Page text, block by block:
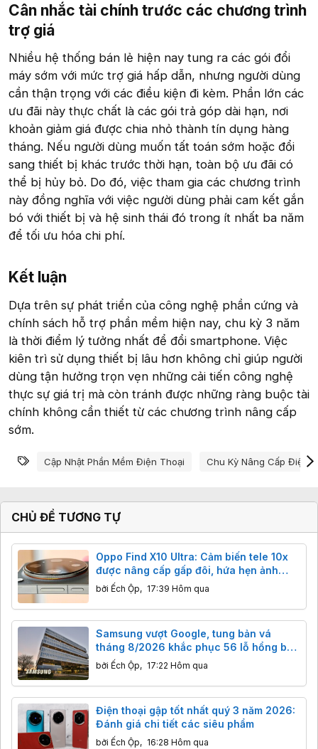
Cân nhắc tài chính trước các chương trình
trợ giá​
Nhiều hệ thống bán lẻ hiện nay tung ra các gói đổi
máy sớm với mức trợ giá hấp dẫn, nhưng người dùng
cần thận trọng với các điều kiện đi kèm. Phần lớn các
ưu đãi này thực chất là các gói trả góp dài hạn, nơi
khoản giảm giá được chia nhỏ thành tín dụng hàng
tháng. Nếu người dùng muốn tất toán sớm hoặc đổi
sang thiết bị khác trước thời hạn, toàn bộ ưu đãi có
thể bị hủy bỏ. Do đó, việc tham gia các chương trình
này đồng nghĩa với việc người dùng phải cam kết gắn
bó với thiết bị và hệ sinh thái đó trong ít nhất ba năm
để tối ưu hóa chi phí.
Kết luận​
Dựa trên sự phát triển của công nghệ phần cứng và
chính sách hỗ trợ phần mềm hiện nay, chu kỳ 3 năm
là thời điểm lý tưởng nhất để đổi smartphone. Việc
kiên trì sử dụng thiết bị lâu hơn không chỉ giúp người
dùng tận hưởng trọn vẹn những cải tiến công nghệ
thực sự giá trị mà còn tránh được những ràng buộc tài
chính không cần thiết từ các chương trình nâng cấp
sớm.
Từ khóa
Cập Nhật Phần Mềm Điện Thoại Chu Kỳ Nâng Cấp Điện
CHỦ ĐỀ TƯƠNG TỰ
Oppo Find X10 Ultra: Cảm biến tele 10x
được nâng cấp gấp đôi, hứa hẹn ảnh
đêm đột phá
bởi Ếch Ộp, 17:39 Hôm qua
Samsung vượt Google, tung bản vá
tháng 8/2026 khắc phục 56 lỗ hổng bảo
mật trên Galaxy.
bởi Ếch Ộp, 17:22 Hôm qua
Điện thoại gập tốt nhất quý 3 năm 2026:
Đánh giá chi tiết các siêu phẩm
bởi Ếch Ộp, 16:28 Hôm qua